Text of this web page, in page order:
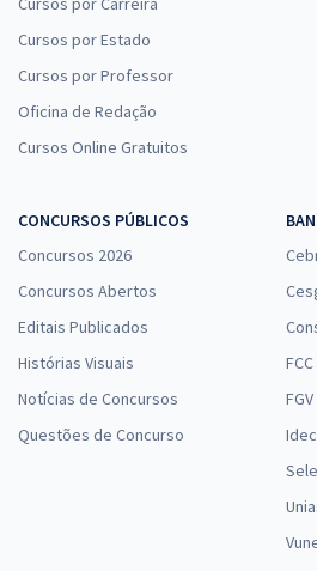
Cursos por Estado
Cursos por Professor
Oficina de Redação
Cursos Online Gratuitos
CONCURSOS PÚBLICOS
Concursos 2026
Concursos Abertos
Editais Publicados
Histórias Visuais
Notícias de Concursos
Questões de Concurso
FCC
FGV